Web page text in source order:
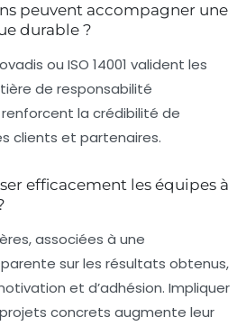
peuvent accompagner une
durable ?
ou ISO 14001 valident les
de responsabilité
la crédibilité de
clients et partenaires.
efficacement les équipes à
associées à une
sur les résultats obtenus,
et d’adhésion. Impliquer
concrets augmente leur